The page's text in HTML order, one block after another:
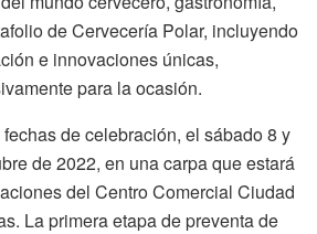
de Cervecería Polar, incluyendo
e innovaciones únicas,
para la ocasión.
de celebración, el sábado 8 y
de 2022, en una carpa que estará
del Centro Comercial Ciudad
La primera etapa de preventa de